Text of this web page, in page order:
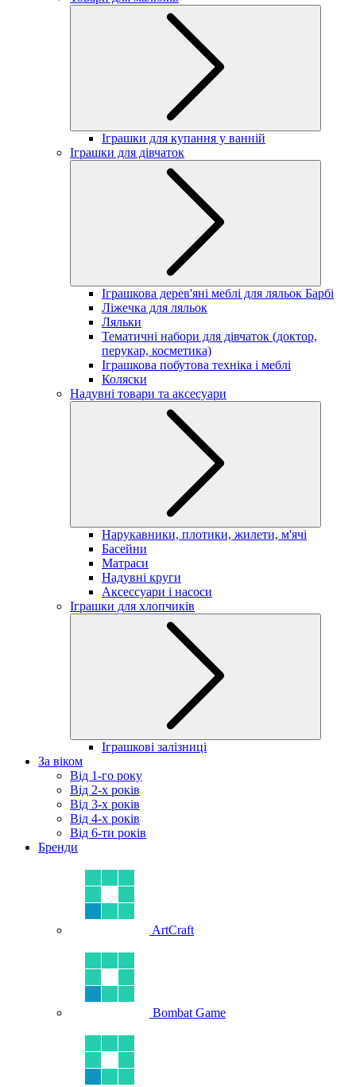
Іграшки для купання у ванній
Іграшки для дівчаток
Іграшкова дерев'яні меблі для ляльок Барбі
Ліжечка для ляльок
Ляльки
Тематичні набори для дівчаток (доктор,
перукар, косметика)
Іграшкова побутова техніка і меблі
Коляски
Надувні товари та аксесуари
Нарукавники, плотики, жилети, м'ячі
Басейни
Матраси
Надувні круги
Аксессуари і насоси
Іграшки для хлопчиків
Іграшкові залізниці
За віком
Від 1-го року
Від 2-х років
Від 3-х років
Від 4-х років
Від 6-ти років
Бренди
ArtCraft
Bombat Game